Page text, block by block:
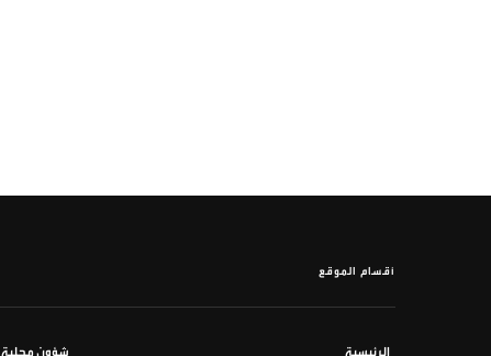
أقسام الموقع
الرئيسية شؤون محلية